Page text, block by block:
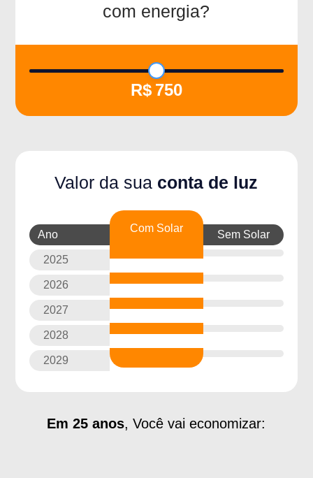
com energia?
750
Valor da sua conta de luz
Ano Com Solar Sem Solar
2025
2026
2027
2028
2029
Em 25 anos, Você vai economizar: